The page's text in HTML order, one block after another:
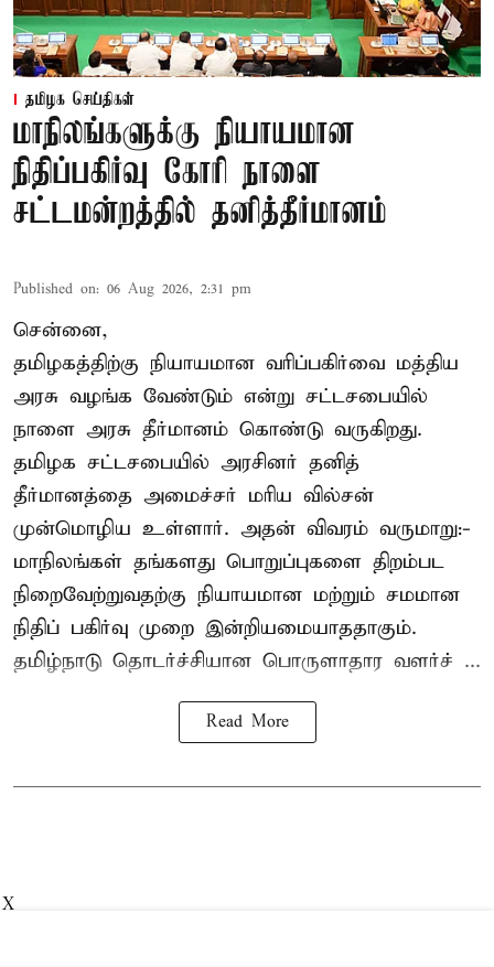
தமிழக செய்திகள்
மாநிலங்களுக்கு நியாயமான
நிதிப்பகிர்வு கோரி நாளை
சட்டமன்றத்தில் தனித்தீர்மானம்
Published on: 06 Aug 2026, 2:31 pm
சென்னை,
தமிழகத்திற்கு நியாயமான வரிப்பகிர்வை மத்திய
அரசு வழங்க வேண்டும் என்று சட்டசபையில்
நாளை அரசு தீர்மானம் கொண்டு வருகிறது.
தமிழக சட்டசபையில் அரசினர் தனித்
தீர்மானத்தை அமைச்சர் மரிய வில்சன்
முன்மொழிய உள்ளார். அதன் விவரம் வருமாறு:-
மாநிலங்கள் தங்களது பொறுப்புகளை திறம்பட
நிறைவேற்றுவதற்கு நியாயமான மற்றும் சமமான
நிதிப் பகிர்வு முறை இன்றியமையாததாகும்.
தமிழ்நாடு தொடர்ச்சியான பொருளாதார வளர்ச் ...
Read More
X